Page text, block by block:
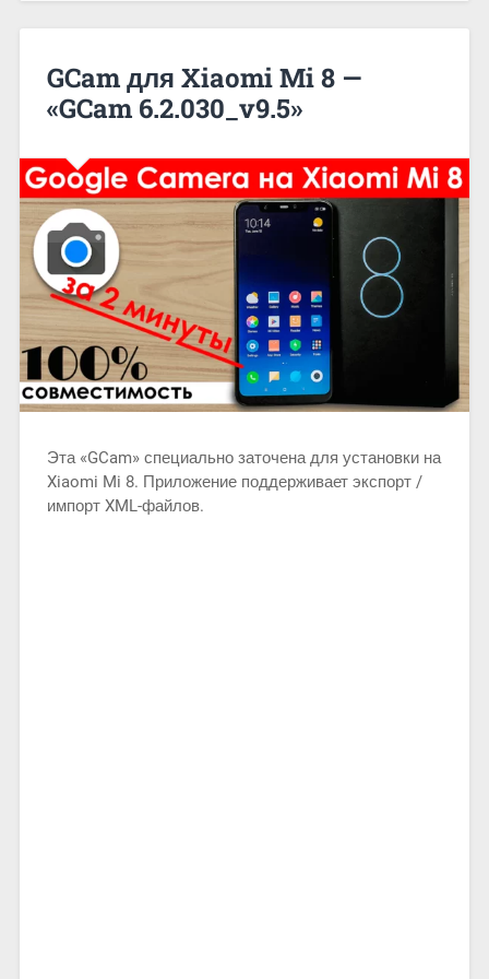
GCam для Xiaomi Mi 8 —
«GCam 6.2.030_v9.5»
Эта «GCam» специально заточена для установки на
Xiaomi Mi 8. Приложение поддерживает экспорт /
импорт XML-файлов.